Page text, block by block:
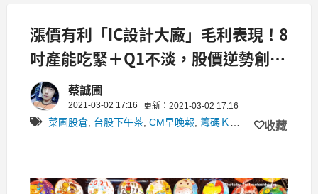
漲價有利「IC設計大廠」毛利表現！8
吋產能吃緊＋Q1不淡，股價逆勢創新
高！
蔡誠圃
2021-03-02 17:16 更新：2021-03-02 17:16
菜圃股倉 台股下午茶 CM早晚報 籌碼Ｋ線研究小組 收藏